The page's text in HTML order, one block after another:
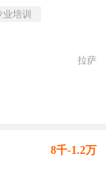
业培训
拉萨
8千-1.2万